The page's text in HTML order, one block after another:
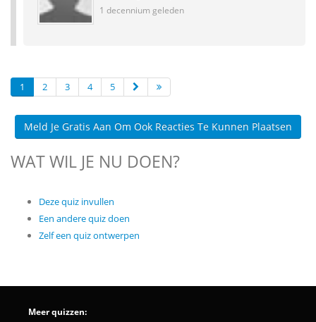
1 decennium geleden
1 2 3 4 5
Meld Je Gratis Aan Om Ook Reacties Te Kunnen Plaatsen
WAT WIL JE NU DOEN?
Deze quiz invullen
Een andere quiz doen
Zelf een quiz ontwerpen
Meer quizzen: